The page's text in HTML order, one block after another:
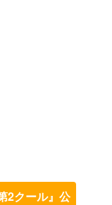
2クール』公